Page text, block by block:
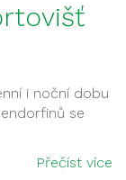
i noční dobu
se
Přečíst více